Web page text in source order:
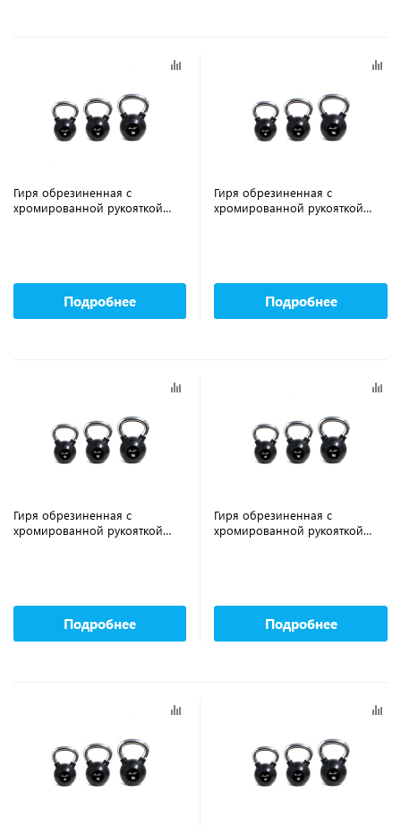
Гиря обрезиненная с
хромированной рукояткой
Подробнее
Гиря обрезиненная с
хромированной рукояткой
Подробнее
Гиря обрезиненная с
хромированной рукояткой
Подробнее
Гиря обрезиненная с
хромированной рукояткой
Подробнее